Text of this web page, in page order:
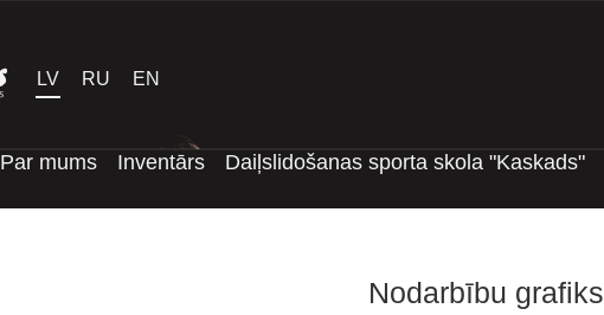
LV RU EN
Par mums Inventārs Daiļslidošanas sporta skola "Kaskads"
Nodarbību grafiks